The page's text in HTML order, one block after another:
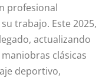
profesional
trabajo. Este 2025,
actualizando
clásicas
deportivo,